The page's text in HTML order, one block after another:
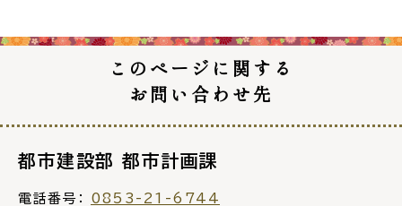
公共交通
このページに関する
お問い合わせ先
都市建設部 都市計画課
電話番号： 0853-21-6744